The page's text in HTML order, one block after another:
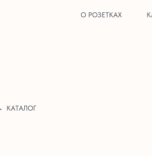
О РОЗЕТКАХ
КАТАЛОГ